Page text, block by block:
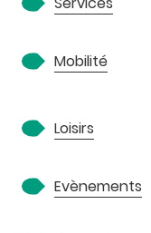
Mobilité
Loisirs
Evènements